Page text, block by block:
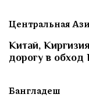
Центральная
Китай,
дорогу в обход
Бангладеш